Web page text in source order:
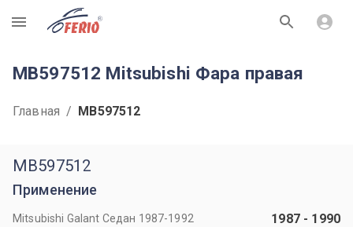
R
MB597512 Mitsubishi Фара правая
Главная / MB597512
MB597512
Применение
Mitsubishi Galant Седан 1987-1992 1987- 1990